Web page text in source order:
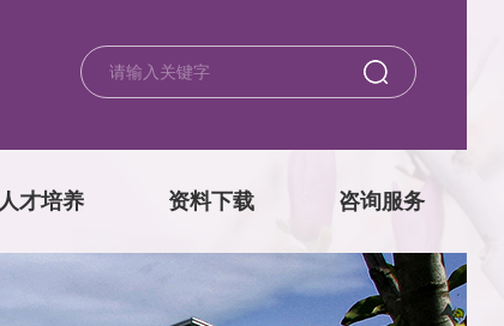
人才培养 资料下载 咨询服务